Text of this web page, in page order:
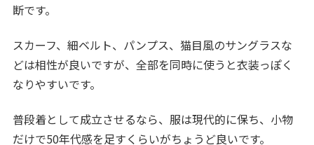
断です。
スカーフ、細ベルト、パンプス、猫目風のサングラスな
どは相性が良いですが、全部を同時に使うと衣装っぽく
なりやすいです。
普段着として成立させるなら、服は現代的に保ち、小物
だけで50年代感を足すくらいがちょうど良いです。